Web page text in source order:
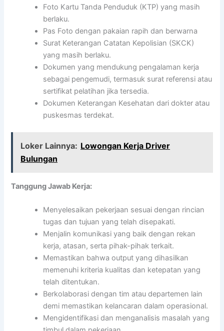
Foto Kartu Tanda Penduduk (KTP) yang masih
berlaku.
Pas Foto dengan pakaian rapih dan berwarna
Surat Keterangan Catatan Kepolisian (SKCK)
yang masih berlaku.
Dokumen yang mendukung pengalaman kerja
sebagai pengemudi, termasuk surat referensi atau
sertifikat pelatihan jika tersedia.
Dokumen Keterangan Kesehatan dari dokter atau
puskesmas terdekat.
Loker Lainnya: Lowongan Kerja Driver
Bulungan
Tanggung Jawab Kerja:
Menyelesaikan pekerjaan sesuai dengan rincian
tugas dan tujuan yang telah disepakati.
Menjalin komunikasi yang baik dengan rekan
kerja, atasan, serta pihak-pihak terkait.
Memastikan bahwa output yang dihasilkan
memenuhi kriteria kualitas dan ketepatan yang
telah ditentukan.
Berkolaborasi dengan tim atau departemen lain
demi memastikan kelancaran dalam operasional.
Mengidentifikasi dan menganalisis masalah yang